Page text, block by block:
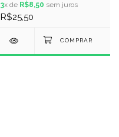
3x de R$8,50 sem juros
R$25,50